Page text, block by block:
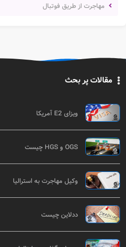
مهاجرت از طریق فوتبال
مقالات پر بحث
ویزای E2 آمریکا
OGS و HGS چیست
وکیل مهاجرت به استرالیا
ددلاین چیست